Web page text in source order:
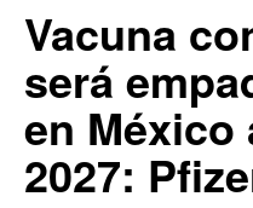
Vacuna
será
en México
2027: